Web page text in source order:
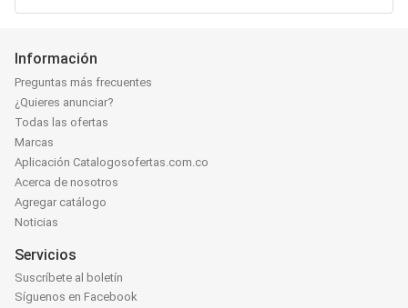
Información
Preguntas más frecuentes
¿Quieres anunciar?
Todas las ofertas
Marcas
Aplicación Catalogosofertas.com.co
Acerca de nosotros
Agregar catálogo
Noticias
Servicios
Suscríbete al boletín
Síguenos en Facebook